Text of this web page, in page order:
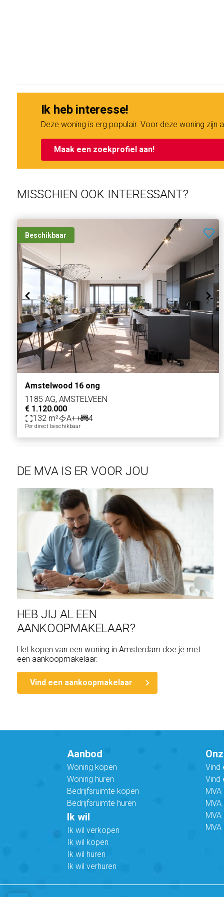
Ik heb interesse!
Deze woning is erg populair. Voor deze woning
Maak een zoekprofiel aan!
MISSCHIEN OOK INTERESSANT?
Beschikbaar
Amstelwood 16 ong
1185 AG, AMSTELVEEN
€ 1.120.000
132 m²
A++ 4
Per direct beschikbaar
DE MVA IS ER VOOR JOU
HEB JIJ AL EEN
AANKOOPMAKELAAR?
Het kopen van een woning in Amsterdam doe je met
een aankoopmakelaar.
Vind een aankoopmakelaar
Aanbod
Woning kopen
Woning huren
Bedrijfsruimte kopen
Bedrijfsruimte huren
Ik wil
Ik wil verkopen
Ik wil kopen
Ik wil huren
Ik wil verhuren
Vind
Vind